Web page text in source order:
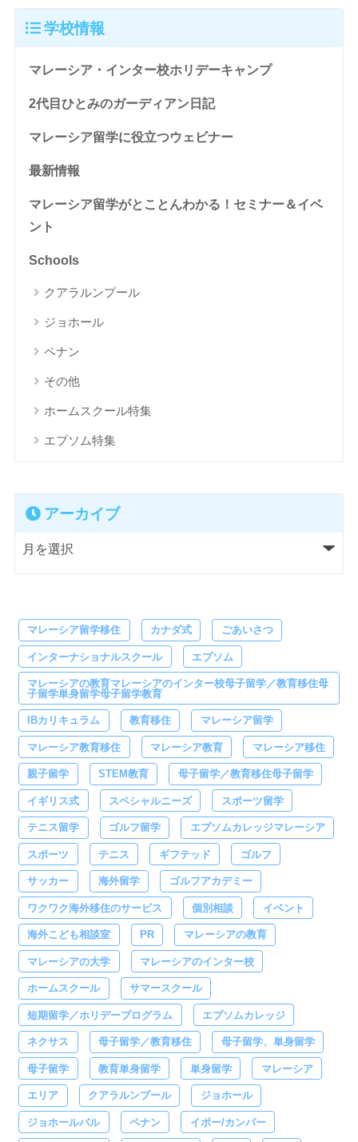
学校情報
マレーシア・インター校ホリデーキャンプ
2代目ひとみのガーディアン日記
マレーシア留学に役立つウェビナー
最新情報
マレーシア留学がとことんわかる！セミナー＆イベ
ント
Schools
クアラルンプール
ジョホール
ペナン
その他
ホームスクール特集
エプソム特集
アーカイブ
マレーシア留学移住 カナダ式 ごあいさつ
インターナショナルスクール エプソム
マレーシアの教育マレーシアのインター校母子留学／教育移住母
子留学単身留学母子留学教育
IBカリキュラム 教育移住 マレーシア留学
マレーシア教育移住 マレーシア教育 マレーシア移住
親子留学 STEM教育 母子留学／教育移住母子留学
イギリス式 スペシャルニーズ スポーツ留学
テニス留学 ゴルフ留学 エプソムカレッジマレーシア
スポーツ テニス ギフテッド ゴルフ
サッカー 海外留学 ゴルフアカデミー
ワクワク海外移住のサービス 個別相談 イベント
海外こども相談室 PR マレーシアの教育
マレーシアの大学 マレーシアのインター校
ホームスクール サマースクール
短期留学／ホリデープログラム エプソムカレッジ
ネクサス 母子留学／教育移住 母子留学、単身留学
母子留学 教育単身留学 単身留学 マレーシア
エリア クアラルンプール ジョホール
ジョホールバル ペナン イポー/カンパー